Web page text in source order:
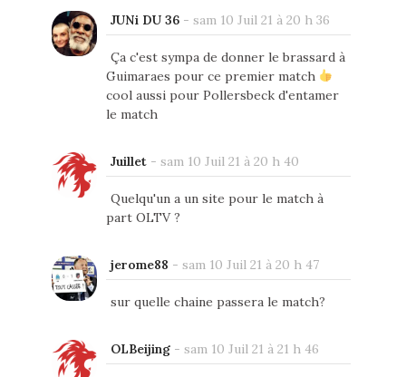
JUNi DU 36- sam 10 Juil 21 à 20 h 36
Ça c'est sympa de donner le brassard à
Guimaraes pour ce premier match
cool aussi pour Pollersbeck d'entamer
le match
Juillet- sam 10 Juil 21 à 20 h 40
Quelqu'un a un site pour le match à
part OLTV ?
jerome88 - sam 10 Juil 21 à 20 h 47
sur quelle chaine passera le match?
OLBeijing- sam 10 Juil 21 à 21 h 46